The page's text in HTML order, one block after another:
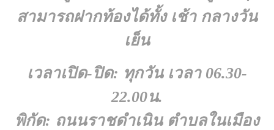
สามารถฝากท้องได้ทั้ง เช้า กลางวัน
เย็น
เวลาเปิด-ปิด: ทุกวัน เวลา 06.30-
22.00น.
พิกัด: ถนนราชดำเนิน ตำบลในเมือง